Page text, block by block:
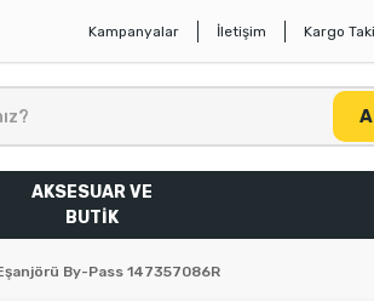
Kampanyalar İletişim Kargo
AKSESUAR VE
BUTİK
By-Pass 147357086R